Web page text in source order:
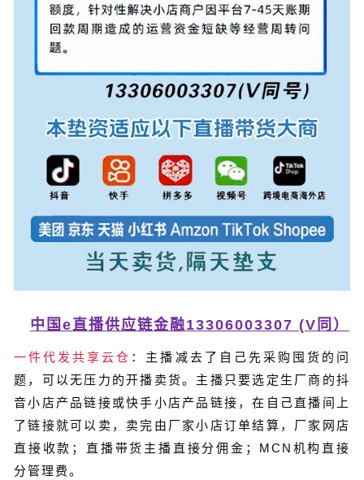
中国e直播供应链金融13306003307 (V同）
一件代发共享云仓 ：主播减去了自己先采购囤货的问
题，可以无压力的开播卖货。主播只要选定生厂商的抖
音小店产品链接或快手小店产品链接，在自己直播间上
了链接就可以卖，卖完由厂家小店订单结算，厂家网店
直接收款；直播带货主播直接分佣金；MCN机构直接
分管理费。